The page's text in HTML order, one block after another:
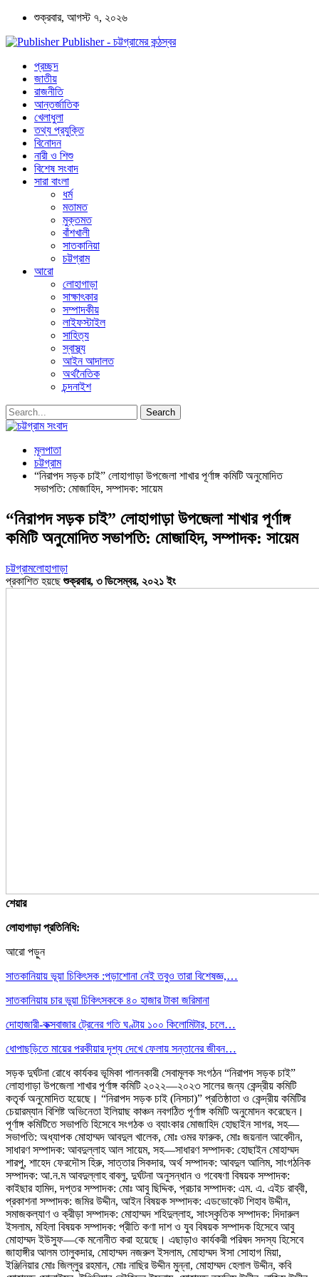
শুক্রবার, আগস্ট ৭, ২০২৬
Publisher - চট্টগ্রামের কন্ঠস্বর
প্রচ্ছদ
জাতীয়
রাজনীতি
আন্তর্জাতিক
খেলাধুলা
তথ্য প্রযুক্তি
বিনোদন
নারী ও শিশু
বিশেষ সংবাদ
সারা বাংলা
ধর্ম
মতামত
মুক্তমত
বাঁশখালী
সাতকানিয়া
চট্টগ্রাম
আরো
লোহাগাড়া
সাক্ষাৎকার
সম্পাদকীয়
লাইফস্টাইল
সাহিত্য
স্বাস্থ্য
আইন আদালত
অর্থনৈতিক
চন্দনাইশ
মূলপাতা
চট্টগ্রাম
“নিরাপদ সড়ক চাই” লোহাগাড়া উপজেলা শাখার পূর্ণাঙ্গ কমিটি অনুমোদিত
সভাপতি: মোজাহিদ, সম্পাদক: সায়েম
“নিরাপদ সড়ক চাই” লোহাগাড়া উপজেলা শাখার পূর্ণাঙ্গ
কমিটি অনুমোদিত সভাপতি: মোজাহিদ, সম্পাদক: সায়েম
চট্টগ্রামলোহাগাড়া
প্রকাশিত হয়ছেশুক্রবার, ৩ ডিসেম্বর, ২০২১ ইং
শেয়ার
লোহাগাড়া প্রতিনিধি:
আরো পড়ুন
সাতকানিয়ায় ভূয়া চিকিৎসক :পড়াশোনা নেই তবুও তারা বিশেষজ্ঞ,…
সাতকানিয়ায় চার ভুয়া চিকিৎসককে ৪০ হাজার টাকা জরিমানা
দোহাজারী-কক্সবাজার ট্রেনের গতি ঘণ্টায় ১০০ কিলোমিটার, চলে…
ধোপাছড়িতে মায়ের পরকীয়ার দৃশ্য দেখে ফেলায় সন্তানের জীবন…
সড়ক দুর্ঘটনা রোধে কার্যকর ভূমিকা পালনকারী সেবামূলক সংগঠন “নিরাপদ সড়ক চাই”
লোহাগাড়া উপজেলা শাখার পূর্ণাঙ্গ কমিটি ২০২২—২০২৩ সালের জন্য কেন্দ্রীয় কমিটি
কতৃর্ক অনুমোদিত হয়েছে। “নিরাপদ সড়ক চাই (নিসচা)” প্রতিষ্ঠাতা ও কেন্দ্রীয় কমিটির
চেয়ারম্যান বিশিষ্ট অভিনেতা ইলিয়াছ কাঞ্চন নবগঠিত পূর্ণাঙ্গ কমিটি অনুমোদন করেছেন।
পূর্ণাঙ্গ কমিটিতে সভাপতি হিসেবে সংগঠক ও ব্যাংকার মোজাহিদ হোছাইন সাগর, সহ—
সভাপতি: অধ্যাপক মোহাম্মদ আবদুল খালেক, মোঃ ওমর ফারুক, মোঃ জয়নাল আবেদীন,
সাধারণ সম্পাদক: আবদুল্লাহ আল সায়েম, সহ—সাধারণ সম্পাদক: হোছাইন মোহাম্মদ
শারপু, শাহেদ ফেরদৌস হিরু, সাত্তার সিকদার, অর্থ সম্পাদক: আবদুল আলিম, সাংগঠনিক
সম্পাদক: আ.ন.ম আবদুল্লাহ বাবলু, দুর্ঘটনা অনুসন্ধান ও গবেষণা বিষয়ক সম্পাদক:
কাইছার হামিদ, দপ্তর সম্পাদক: মোঃ আবু ছিদ্দিক, প্রচার সম্পাদক: এম. এ. এইচ রাব্বী,
প্রকাশনা সম্পাদক: জমির উদ্দীন, আইন বিষয়ক সম্পাদক: এডভোকেট শিহাব উদ্দীন,
সমাজকল্যাণ ও ক্রীড়া সম্পাদক: মোহাম্মদ শহিদুল্লাহ, সাংস্কৃতিক সম্পাদক: দিদারুল
ইসলাম, মহিলা বিষয়ক সম্পাদক: প্রীতি কণা দাশ ও যুব বিষয়ক সম্পাদক হিসেবে আবু
মোহাম্মদ ইউসুফ—কে মনোনীত করা হয়েছে। এছাড়াও কার্যকরী পরিষদ সদস্য হিসেবে
জাহাঙ্গীর আলম তালুকদার, মোহাম্মদ নজরুল ইসলাম, মোহাম্মদ ঈসা সোহাগ মিয়া,
ইঞ্জিনিয়ার মোঃ জিল্লুর রহমান, মোঃ নাছির উদ্দীন মুন্না, মোহাম্মদ হেলাল উদ্দীন, কবি